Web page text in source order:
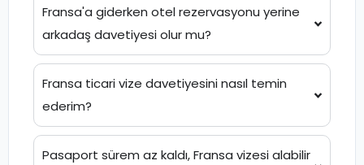
Fransa'a giderken otel rezervasyonu yerine
arkadaş davetiyesi olur mu?
Fransa ticari vize davetiyesini nasıl temin
ederim?
Pasaport sürem az kaldı, Fransa vizesi alabilir